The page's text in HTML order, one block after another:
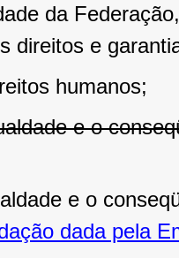
da
direitos e
humanos;
e o
e o
dada pela